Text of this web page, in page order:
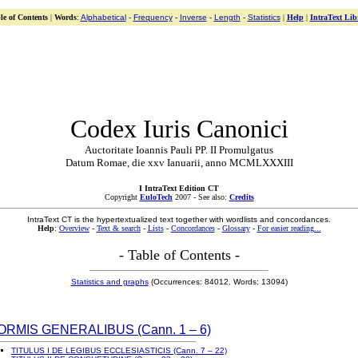
of Contents| Words: Alphabetical- Frequency- Inverse - Length - Statistics| Help| IntraText
Codex Iuris Canonici
Auctoritate Ioannis Pauli PP. II Promulgatus
Datum Romae, die xxv Ianuarii, anno MCMLXXXIII
I IntraText Edition CT
Copyright EuloTech 2007 - See also: Credits
IntraText CT is the hypertextualized text together with wordlists and concordances.
Help: Overview- Text & search- Lists- Concordances- Glossary- For easier reading...
- Table of Contents -
Statistics and graphs(Occurrences: 84012. Words: 13094)
GENERALIBUS (Cann. 1 – 6)
TITULUS I DE LEGIBUS ECCLESIASTICIS (Cann. 7 – 22)